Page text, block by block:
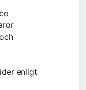
enligt